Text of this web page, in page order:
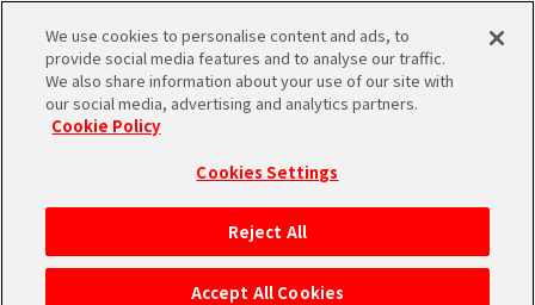
MEN
STARTSEITE
VIDEOS
We use cookies to personalise content and ads, to
provide social media features and to analyse our traffic.
We also share information about your use of our site with
our social media, advertising and analytics partners.
Cookie Policy
Cookies Settings
Reject All
Accept All Cookies